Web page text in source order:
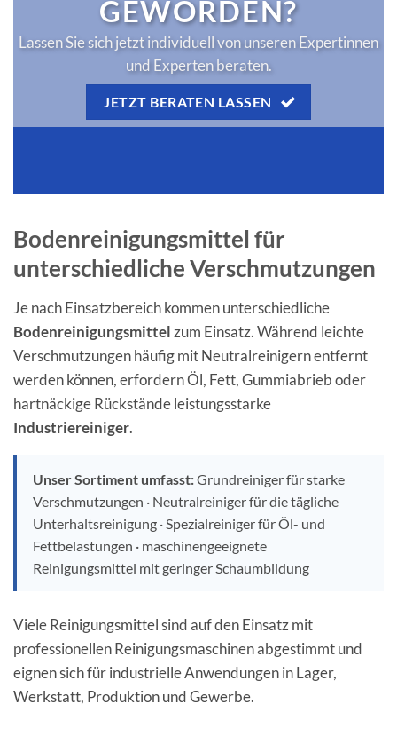
GEWORDEN?
Lassen Sie sich jetzt individuell von unseren Expertinnen
und Experten beraten.
JETZT BERATEN LASSEN
Bodenreinigungsmittel für
unterschiedliche Verschmutzungen
Je nach Einsatzbereich kommen unterschiedliche
Bodenreinigungsmittelzum Einsatz. Während leichte
Verschmutzungen häufig mit Neutralreinigern entfernt
werden können, erfordern Öl, Fett, Gummiabrieb oder
hartnäckige Rückstände leistungsstarke
Industriereiniger.
Unser Sortiment umfasst:Grundreiniger für starke
Verschmutzungen · Neutralreiniger für die tägliche
Unterhaltsreinigung · Spezialreiniger für Öl- und
Fettbelastungen · maschinengeeignete
Reinigungsmittel mit geringer Schaumbildung
Viele Reinigungsmittel sind auf den Einsatz mit
professionellen Reinigungsmaschinen abgestimmt und
eignen sich für industrielle Anwendungen in Lager,
Werkstatt, Produktion und Gewerbe.